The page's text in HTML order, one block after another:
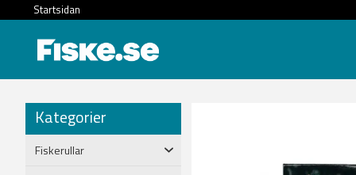
Startsidan
Kategorier
Fiskerullar